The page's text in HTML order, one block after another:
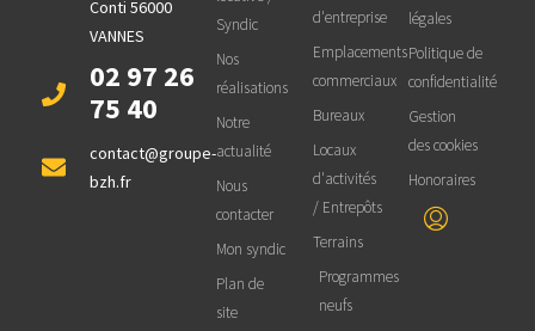
Conti 56000
VANNES
02 97 26
75 40
contact@groupe-
bzh.fr
Syndic
Nos
réalisations
Notre
actualité
Nous
contacter
Mon syndic
Plan de
site
d'entreprise
Emplacements
commerciaux
Bureaux
Locaux
d'activités
/ Entrepôts
Terrains
Programmes
neufs
légales
Politique de
confidentialité
Gestion
des cookies
Honoraires